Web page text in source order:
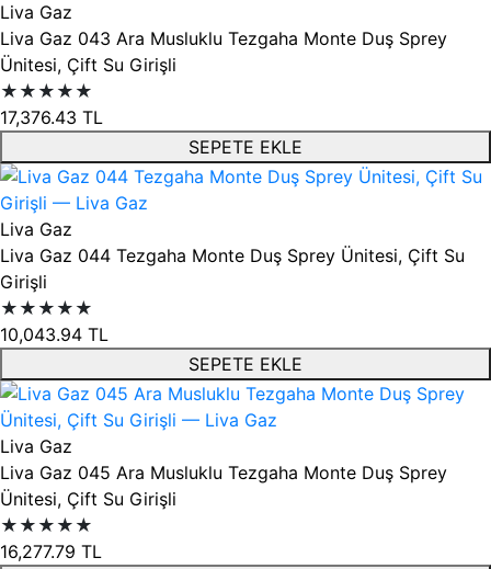
Liva Gaz
Liva Gaz 043 Ara Musluklu Tezgaha Monte Duş Sprey
Ünitesi, Çift Su Girişli
★★★★★
17,376.43 TL
SEPETE EKLE
Liva Gaz
Liva Gaz 044 Tezgaha Monte Duş Sprey Ünitesi, Çift Su
Girişli
★★★★★
10,043.94 TL
SEPETE EKLE
Liva Gaz
Liva Gaz 045 Ara Musluklu Tezgaha Monte Duş Sprey
Ünitesi, Çift Su Girişli
★★★★★
16,277.79 TL